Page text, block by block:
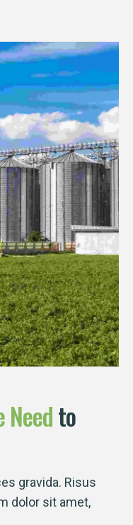
Needto
gravida. Risus
dolor sit amet,